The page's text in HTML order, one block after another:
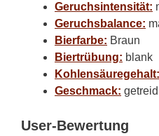
Geruchsintensität:
Geruchsbalance:
Bierfarbe: Braun
Biertrübung: blank
Kohlensäuregehalt:
Geschmack:
User-Bewertung